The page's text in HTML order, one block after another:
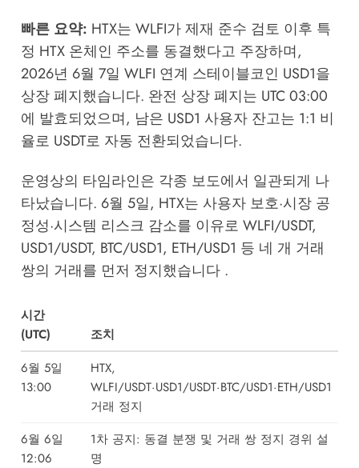
빠른 요약: HTX는 WLFI가 제재 준수 검토 이후 특
정 HTX 온체인 주소를 동결했다고 주장하며,
2026년 6월 7일 WLFI 연계 스테이블코인 USD1을
상장 폐지했습니다. 완전 상장 폐지는 UTC 03:00
에 발효되었으며, 남은 USD1 사용자 잔고는 1:1 비
율로 USDT로 자동 전환되었습니다.
운영상의 타임라인은 각종 보도에서 일관되게 나
타났습니다. 6월 5일, HTX는 사용자 보호·시장 공
정성·시스템 리스크 감소를 이유로 WLFI/USDT,
USD1/USDT, BTC/USD1, ETH/USD1 등 네 개 거래
쌍의 거래를 먼저 정지했습니다 .
시간
(UTC)
조치
6월 5일
13:00
HTX,
WLFI/USDT·USD1/USDT·BTC/USD1·ETH/USD1
거래 정지
6월 6일
12:06
1차 공지: 동결 분쟁 및 거래 쌍 정지 경위 설
명